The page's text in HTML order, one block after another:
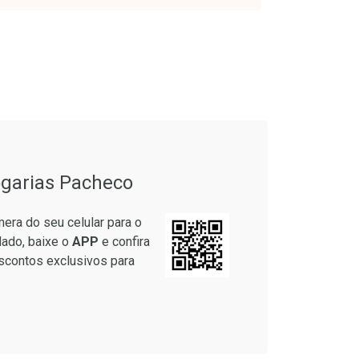
Pacheco
do seu celular para o
baixe o APP e confira
exclusivos para